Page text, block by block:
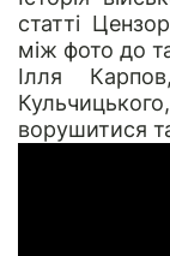
статті
між фото до та
Ілля
ворушитися